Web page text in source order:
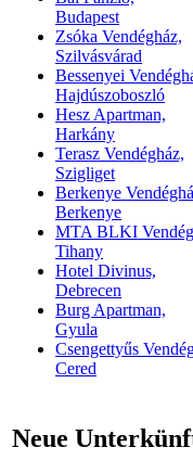
Budapest
Zsóka Vendégház,
Szilvásvárad
Bessenyei
Hajdúszoboszló
Hesz Apartman,
Harkány
Terasz Vendégház,
Szigliget
Berkenye
Berkenye
MTA BLKI
Tihany
Hotel Divinus,
Debrecen
Burg Apartman,
Gyula
Csengettyűs
Cered
Neue